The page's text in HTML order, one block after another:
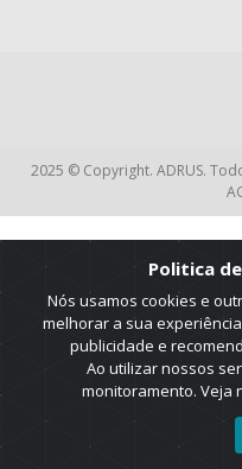
2025 © Copyright. ADRUS.
Politica
Nós usamos cookies e
melhorar a sua
publicidade e
Ao utilizar nossos
monitoramento. Veja